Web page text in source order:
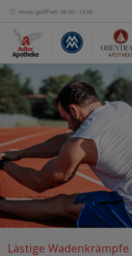
Heute geöffnet: 08:00 - 13:00
Lästige